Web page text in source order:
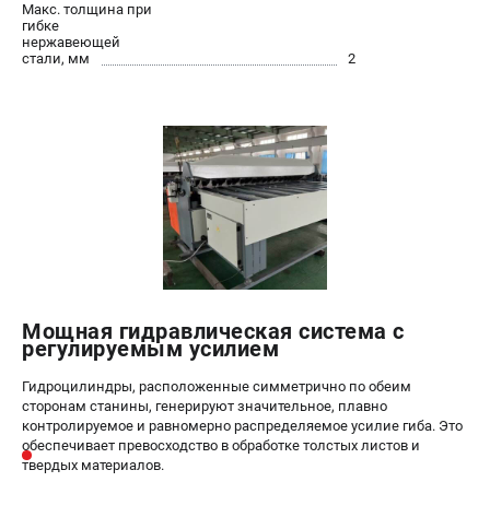
Макс. толщина при
гибке
нержавеющей
стали, мм
2
Мощная гидравлическая система с
регулируемым усилием
Гидроцилиндры, расположенные симметрично по обеим
сторонам станины, генерируют значительное, плавно
контролируемое и равномерно распределяемое усилие гиба. Это
обеспечивает превосходство в обработке толстых листов и
твердых материалов.